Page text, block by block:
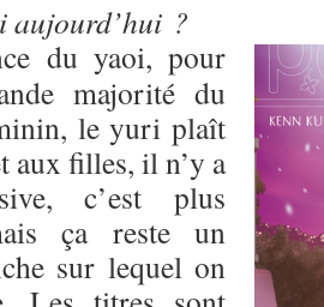
aujourd’hui ?
du yaoi, pour
majorité du
le yuri plaît
aux filles, il n’y a
c’est plus
ça reste un
sur lequel on